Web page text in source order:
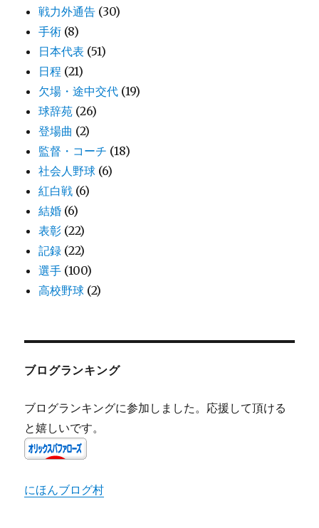
戦力外通告 (30)
手術 (8)
日本代表 (51)
日程 (21)
欠場・途中交代 (19)
球辞苑 (26)
登場曲 (2)
監督・コーチ (18)
社会人野球 (6)
紅白戦 (6)
結婚 (6)
表彰 (22)
記録 (22)
選手 (100)
高校野球 (2)
ブログランキング
ブログランキングに参加しました。応援して頂ける
と嬉しいです。
にほんブログ村